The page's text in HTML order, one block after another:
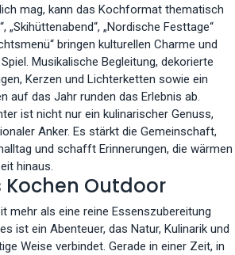
mag, kann das Kochformat thematisch
„Skihüttenabend“, „Nordische Festtage“
bringen kulturellen Charme und
Musikalische Begleitung, dekorierte
Kerzen und Lichterketten sowie ein
auf das Jahr runden das Erlebnis ab.
ist nicht nur ein kulinarischer Genuss,
Anker. Es stärkt die Gemeinschaft,
und schafft Erinnerungen, die wärmen
hinaus.
Outdoor
mehr als eine reine Essenszubereitung
ist ein Abenteuer, das Natur, Kulinarik und
Weise verbindet. Gerade in einer Zeit, in